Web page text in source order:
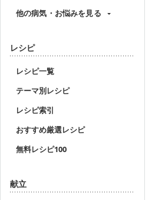
他の病気・お悩みを見る
レシピ
レシピ一覧
テーマ別レシピ
レシピ索引
おすすめ厳選レシピ
無料レシピ100
献立